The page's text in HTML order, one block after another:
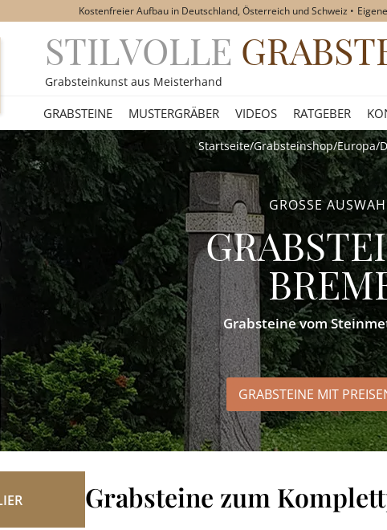
Kostenfreier Aufbau in Deutschland, Österreich und Schweiz
4787525
Fr. 09-16 Uhr
Kontakt
STILVOLLE
Grabsteinkunst aus Meisterhand
GRABSTEINE MUSTERGRÄBER VIDEOS RATGEBER
Startseite/Grabsteinshop/Europa/
GROSSE
Grabsteine vom
GRABSTEINE MIT
Grabsteine zum